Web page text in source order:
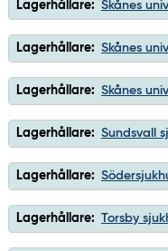
Lagerhållare: Skånes
Lagerhållare: Skånes
Lagerhållare: Skånes
Lagerhållare: Sundsvall
Lagerhållare:
Lagerhållare: Torsby